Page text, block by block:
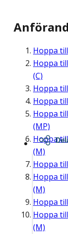
Hoppa till
Hoppa till
(C)
Hoppa till
Hoppa till
Hoppa till
(MP)
Hoppa
(M)
Hoppa till
Hoppa till
(M)
Hoppa till
Hoppa till
(M)